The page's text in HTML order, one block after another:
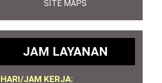
SITE MAPS
JAM LAYANAN
HARI/JAM KERJA: